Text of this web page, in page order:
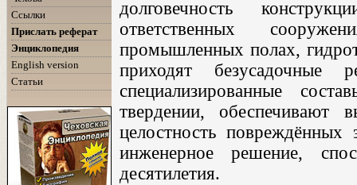
Ссылки
Прислать реферат
Энциклопедия
English version
Статьи
долговечность
ответственных
промышленных полах,
приходят
специализированные
твердении, обеспечивают
целостность
инженерное решение,
десятилетия.